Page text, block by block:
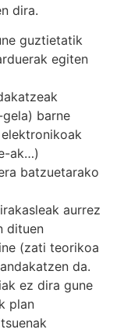
dira.
guztietatik
egiten
barne
ak…)
batzuetarako
aurrez
dituen
(zati teorikoa
da.
ez dira gune
plan